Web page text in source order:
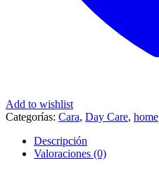
Add to wishlist
Categorías: Cara, Day Care, home
Descripción
Valoraciones (0)